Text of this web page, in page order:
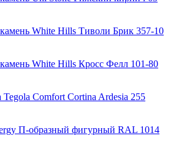
White Hills Тиволи Брик 357-10
White Hills Кросс Фелл 101-80
Tegola Comfort Cortina Ardesia 255
П-образный фигурный RAL 1014